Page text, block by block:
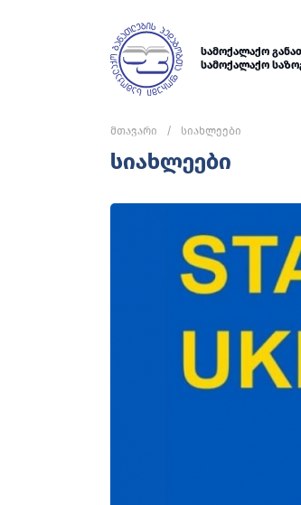
სამოქალაქო
სამოქალაქო
მთავარი სიახლეები
სიახლეები